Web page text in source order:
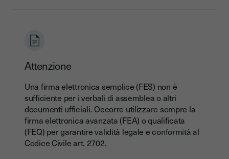
Attenzione
Una firma elettronica semplice (FES) non è
sufficiente per i verbali di assemblea o altri
documenti ufficiali. Occorre utilizzare sempre la
firma elettronica avanzata (FEA) o qualificata
(FEQ) per garantire validità legale e conformità al
Codice Civile art. 2702.